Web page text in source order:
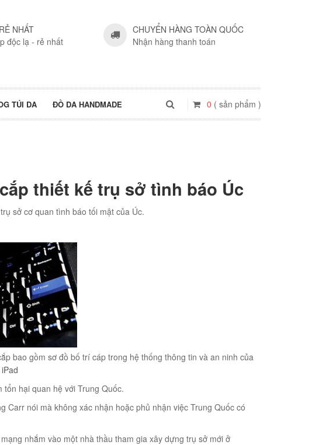
NHẤT
độc lạ - rẻ nhất
CHUYỂN HÀNG TOÀN QUỐC
Nhận hàng thanh toán
TÚI DA ĐỒ DA HANDMADE 0 ( sản phẩm )
thiết kế trụ sở tình báo Úc
sở cơ quan tình báo tối mật của Úc.
bao gồm sơ đồ bố trí cáp trong hệ thống thông tin và an ninh của
hại quan hệ với Trung Quốc.
Carr nói mà không xác nhận hoặc phủ nhận việc Trung Quốc có
nhắm vào một nhà thầu tham gia xây dựng trụ sở mới ở